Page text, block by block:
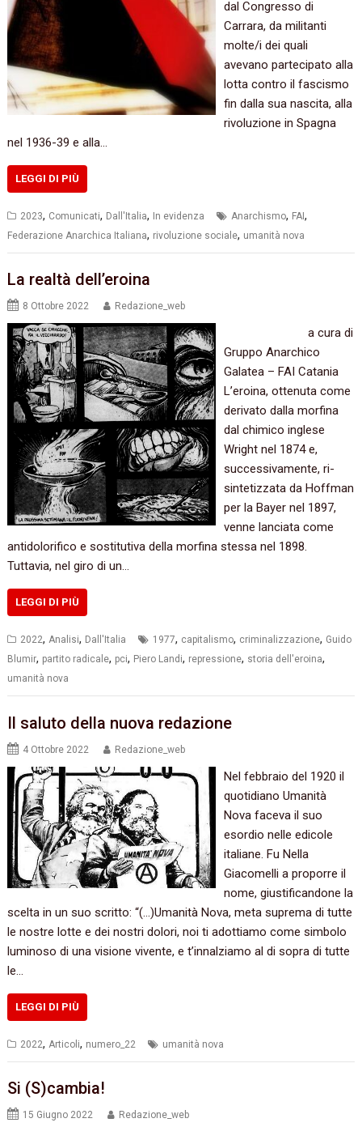
dal Congresso di
Carrara, da militanti
molte/i dei quali
avevano partecipato alla
lotta contro il fascismo
fin dalla sua nascita, alla
rivoluzione in Spagna
nel 1936-39 e alla…
LEGGI DI PIÙ
2023, Comunicati, Dall'Italia, In evidenza Anarchismo, FAI,
Federazione Anarchica Italiana, rivoluzione sociale, umanità nova
La realtà dell’eroina
8 Ottobre 2022 Redazione_web
a cura di
Gruppo Anarchico
Galatea – FAI Catania
L’eroina, ottenuta come
derivato dalla morfina
dal chimico inglese
Wright nel 1874 e,
successivamente, ri-
sintetizzata da Hoffman
per la Bayer nel 1897,
venne lanciata come
antidolorifico e sostitutiva della morfina stessa nel 1898.
Tuttavia, nel giro di un…
LEGGI DI PIÙ
2022,Analisi, Dall'Italia 1977, capitalismo, criminalizzazione, Guido
Blumir, partito radicale, pci, Piero Landi, repressione, storia dell'eroina,
umanità nova
Il saluto della nuova redazione
4 Ottobre 2022 Redazione_web
Nel febbraio del 1920 il
quotidiano Umanità
Nova faceva il suo
esordio nelle edicole
italiane. Fu Nella
Giacomelli a proporre il
nome, giustificandone la
scelta in un suo scritto: “(…)Umanità Nova, meta suprema di tutte
le nostre lotte e dei nostri dolori, noi ti adottiamo come simbolo
luminoso di una visione vivente, e t’innalziamo al di sopra di tutte
le…
LEGGI DI PIÙ
2022, Articoli, numero_22 umanità nova
Si (S)cambia!
15 Giugno 2022 Redazione_web